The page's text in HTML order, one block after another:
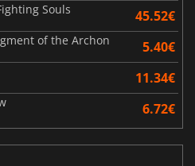
Souls 45.52€
of the Archon 5.40€
11.34€
6.72€